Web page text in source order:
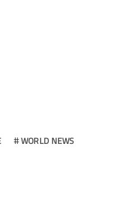
WORLD NEWS